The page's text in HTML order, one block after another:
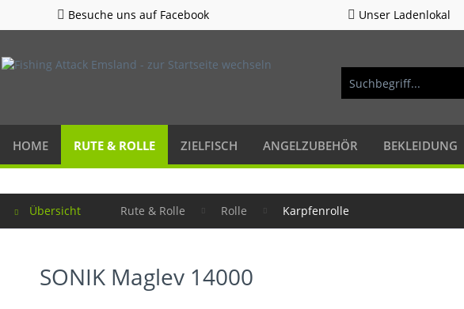
Besuche uns auf Facebook Unser Ladenlokal
HOME RUTE & ROLLE ZIELFISCH ANGELZUBEHÖR BEKLEIDUNG
Übersicht Rute & Rolle Rolle Karpfenrolle
SONIK Maglev 14000